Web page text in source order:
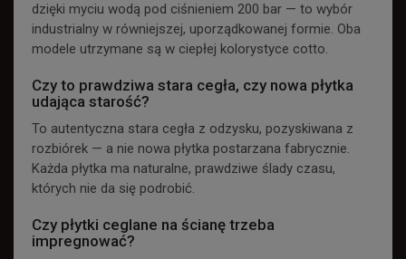
dzięki myciu wodą pod ciśnieniem 200 bar — to wybór
industrialny w równiejszej, uporządkowanej formie. Oba
modele utrzymane są w ciepłej kolorystyce cotto.
Czy to prawdziwa stara cegła, czy nowa płytka
udająca starość?
To autentyczna stara cegła z odzysku, pozyskiwana z
rozbiórek — a nie nowa płytka postarzana fabrycznie.
Każda płytka ma naturalne, prawdziwe ślady czasu,
których nie da się podrobić.
Czy płytki ceglane na ścianę trzeba
impregnować?